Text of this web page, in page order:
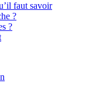
faut savoir
?
?